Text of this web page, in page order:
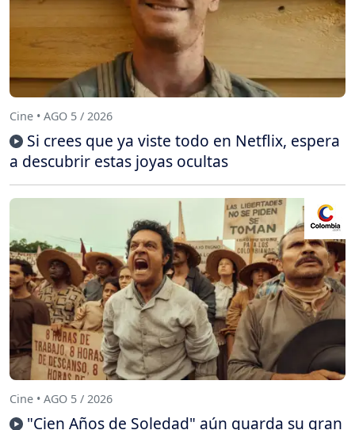
Cine • AGO 5 / 2026
Si crees que ya viste todo en Netflix, espera
a descubrir estas joyas ocultas
Cine • AGO 5 / 2026
"Cien Años de Soledad" aún guarda su gran